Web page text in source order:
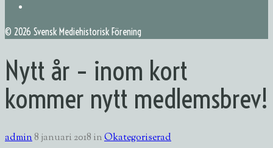
© 2026 Svensk Mediehistorisk Förening
Nytt år – inom kort
kommer nytt medlemsbrev!
admin8 januari 2018 inOkategoriserad